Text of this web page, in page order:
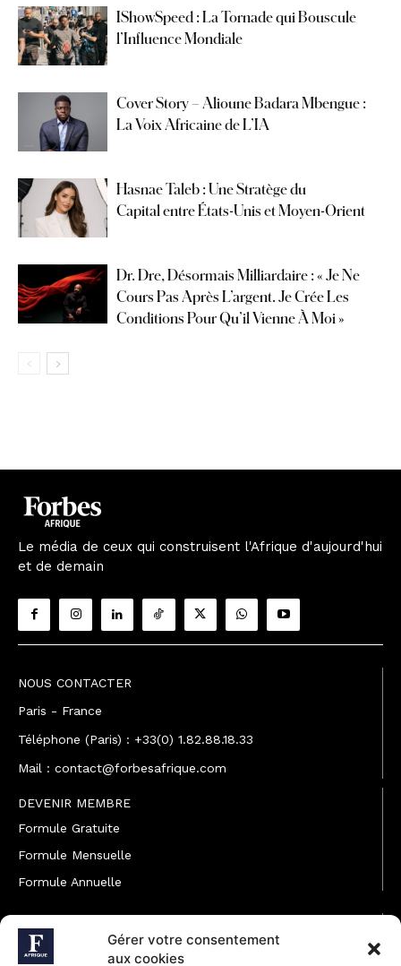
Gérer votre consentement
aux cookies
IShowSpeed : La Tornade qui Bouscule
l’Influence Mondiale
Cover Story – Alioune Badara Mbengue :
La Voix Africaine de L’IA
Hasnae Taleb : Une Stratège du
Capital entre États-Unis et Moyen-Orient
Dr. Dre, Désormais Milliardaire : « Je Ne
Cours Pas Après L’argent. Je Crée Les
Conditions Pour Qu’il Vienne À Moi »
Le média de ceux qui construisent l'Afrique d'aujourd'hui
et de demain
NOUS CONTACTER
Paris - France
Téléphone (Paris) : +33(0) 1.82.88.18.33
Mail : contact@forbesafrique.com
DEVENIR MEMBRE
Formule Gratuite
Formule Mensuelle
Formule Annuelle
JOINDRE L'ÉQUIPE
Rédaction